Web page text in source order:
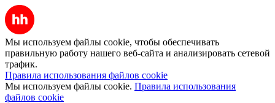
Мы используем файлы cookie, чтобы обеспечивать
правильную работу нашего веб-сайта и анализировать сетевой
трафик.
Правила использования файлов cookie
Мы используем файлы cookie. Правила использования
файлов cookie